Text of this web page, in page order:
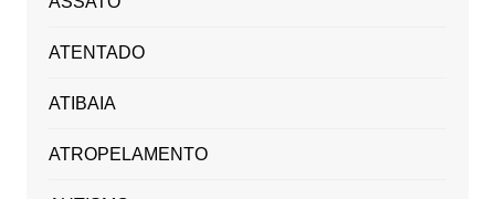
ATENTADO
ATIBAIA
ATROPELAMENTO